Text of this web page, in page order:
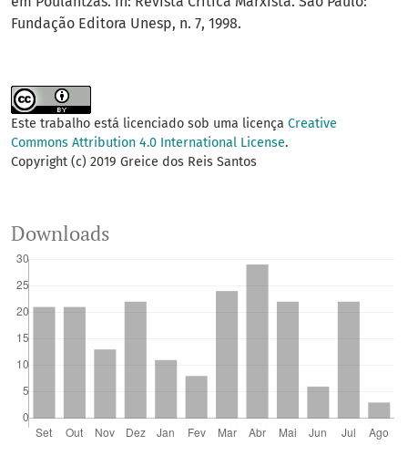
Fundação Editora Unesp, n. 7, 1998.
Este trabalho está licenciado sob uma licença Creative
Commons Attribution 4.0 International License.
Copyright (c) 2019 Greice dos Reis Santos
Downloads